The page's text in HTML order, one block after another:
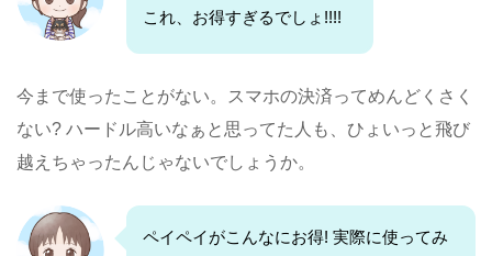
これ、お得すぎるでしょ!!!!
今まで使ったことがない。スマホの決済ってめんどくさく
ない? ハードル高いなぁと思ってた人も、ひょいっと飛び
越えちゃったんじゃないでしょうか。
ペイペイがこんなにお得! 実際に使ってみ